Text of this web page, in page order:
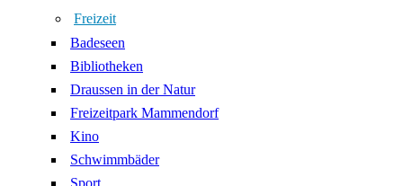
Freizeit
Badeseen
Bibliotheken
Draussen in der Natur
Freizeitpark Mammendorf
Kino
Schwimmbäder
Sport